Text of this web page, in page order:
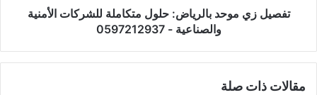
تفصيل زي موحد بالرياض: حلول متكاملة للشركات الأمنية
والصناعية - 0597212937
مقالات ذات صلة